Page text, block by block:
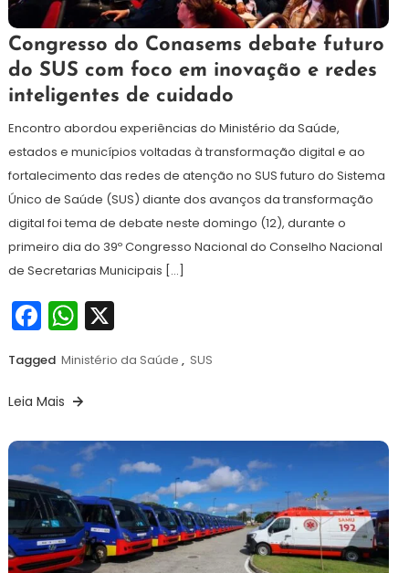
13
de
julho
de
Maurilio
Congresso do Conasems debate futuro
do SUS com foco em inovação e redes
inteligentes de cuidado
Encontro abordou experiências do Ministério da Saúde,
estados e municípios voltadas à transformação digital e ao
fortalecimento das redes de atenção no SUS futuro do Sistema
Único de Saúde (SUS) diante dos avanços da transformação
digital foi tema de debate neste domingo (12), durante o
primeiro dia do 39º Congresso Nacional do Conselho Nacional
de Secretarias Municipais […]
Facebook
WhatsApp
X
Tagged Ministério da Saúde , SUS
Leia Mais